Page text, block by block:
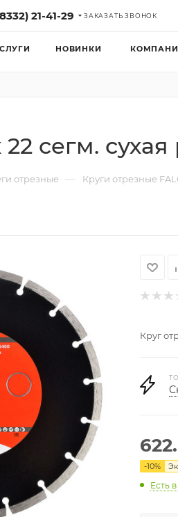
21-41-29 ЗАКАЗАТЬ ЗВОНОК
НОВИНКИ
сегм. сухая
отрезные — Круги отрезные
Круг
-10%
Есть